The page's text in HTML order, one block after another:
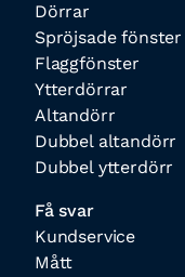
Dörrar
Spröjsade fönster
Flaggfönster
Ytterdörrar
Altandörr
Dubbel altandörr
Dubbel ytterdörr
Få svar
Kundservice
Mått